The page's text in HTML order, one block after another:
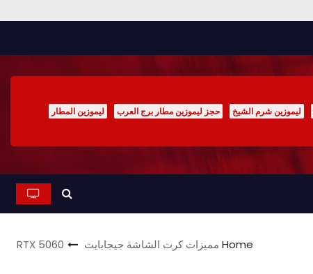
ليموزين شرم الشيخ حجز ليموزين مطار برج العرب
ليموزين المطار
Home مميزات كرت الشاشة جيجابايت RTX 5060